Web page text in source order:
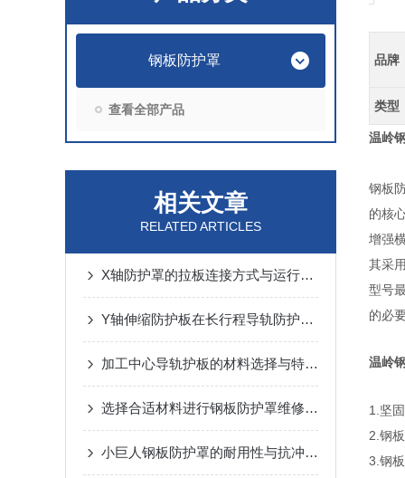
钢板防护罩
查看全部产品
相关文章
RELATED ARTICLES
X轴防护罩的拉板连接方式与运行噪音控制
Y轴伸缩防护板在长行程导轨防护中的设计与应用
加工中心导轨护板的材料选择与特点说明
选择合适材料进行钢板防护罩维修与更换
小巨人钢板防护罩的耐用性与抗冲击性能分析
品牌
类型
温岭
钢板
的核
增强
其采
型号
的必
温岭
1.坚
2.钢
3.钢